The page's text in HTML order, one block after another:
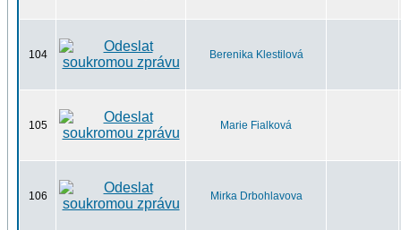
104 Berenika Klestilová
105 Marie Fialková
106 Mirka Drbohlavova